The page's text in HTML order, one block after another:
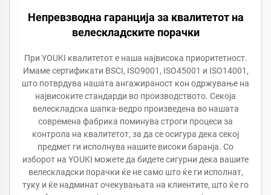
Непревзводна гаранција за квалитетот на
велескладските порачки
При YOUKI квалитетот е наша највисока приоритетност.
Имаме сертификати BSCI, ISO9001, ISO45001 и ISO14001,
што потврдува нашата ангажираност кон одржување на
највисоките стандарди во производството. Секоја
велескладска шапка-ведро произведена во нашата
современа фабрика поминува строги процеси за
контрола на квалитетот, за да се осигура дека секој
предмет ги исполнува нашите високи баранja. Со
изборот на YOUKI можете да бидете сигурни дека вашите
велескладски порачки ќе не само што ќе ги исполнат,
туку и ќе надминат очекувањата на клиентите, што ќе го